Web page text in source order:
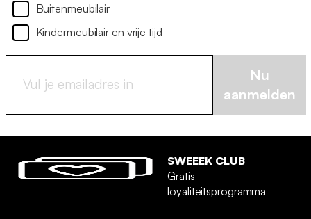
Buitenmeubilair
Kindermeubilair en vrije tijd
Nu
aanmelden
SWEEEK CLUB
Gratis
loyaliteitsprogramma